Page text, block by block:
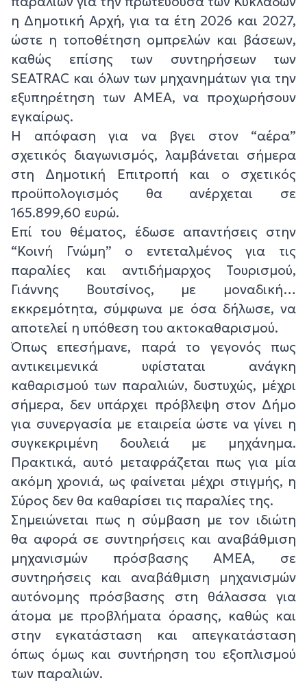
η Δημοτική Αρχή, για τα έτη 2026 και 2027,
ώστε η τοποθέτηση ομπρελών και βάσεων,
καθώς επίσης των συντηρήσεων των
SEATRAC και όλων των μηχανημάτων για την
εξυπηρέτηση των ΑΜΕΑ, να προχωρήσουν
εγκαίρως.
Η απόφαση για να βγει στον “αέρα”
σχετικός διαγωνισμός, λαμβάνεται σήμερα
στη Δημοτική Επιτροπή και ο σχετικός
προϋπολογισμός θα ανέρχεται σε
165.899,60 ευρώ.
Επί του θέματος, έδωσε απαντήσεις στην
“Κοινή Γνώμη” ο εντεταλμένος για τις
παραλίες και αντιδήμαρχος Τουρισμού,
Γιάννης Βουτσίνος, με μοναδική…
εκκρεμότητα, σύμφωνα με όσα δήλωσε, να
αποτελεί η υπόθεση του ακτοκαθαρισμού.
Όπως επεσήμανε, παρά το γεγονός πως
αντικειμενικά υφίσταται ανάγκη
καθαρισμού των παραλιών, δυστυχώς, μέχρι
σήμερα, δεν υπάρχει πρόβλεψη στον Δήμο
για συνεργασία με εταιρεία ώστε να γίνει η
συγκεκριμένη δουλειά με μηχάνημα.
Πρακτικά, αυτό μεταφράζεται πως για μία
ακόμη χρονιά, ως φαίνεται μέχρι στιγμής, η
Σύρος δεν θα καθαρίσει τις παραλίες της.
Σημειώνεται πως η σύμβαση με τον ιδιώτη
θα αφορά σε συντηρήσεις και αναβάθμιση
μηχανισμών πρόσβασης ΑΜΕΑ, σε
συντηρήσεις και αναβάθμιση μηχανισμών
αυτόνομης πρόσβασης στη θάλασσα για
άτομα με προβλήματα όρασης, καθώς και
στην εγκατάσταση και απεγκατάσταση
όπως όμως και συντήρηση του εξοπλισμού
των παραλιών.